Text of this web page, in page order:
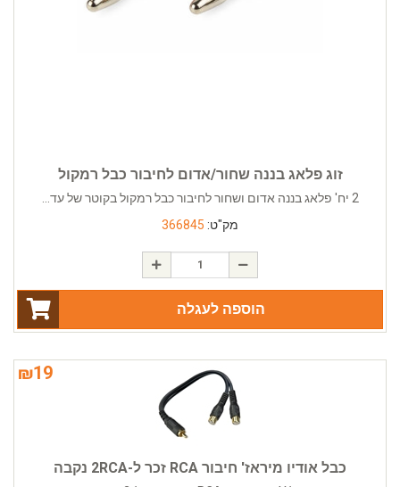
זוג פלאג בננה שחור/אדום לחיבור כבל רמקול
2 יח' פלאג בננה אדום ושחור לחיבור כבל רמקול בקוטר של עד...
מק"ט: 366845
הוספה לעגלה
₪19
כבל אודיו מיראז' חיבור RCA זכר ל-2RCA נקבה